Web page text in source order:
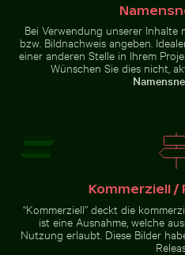
Ruhiger Strand mit
Bei Verwendung unserer Inhalte
bzw. Bildnachweis angeben.
einer anderen Stelle in Ihrem
Wünschen Sie dies nicht,
Kommerziell /
“Kommerziell” deckt die
ist eine Ausnahme, welche
Nutzung erlaubt. Diese Bilder